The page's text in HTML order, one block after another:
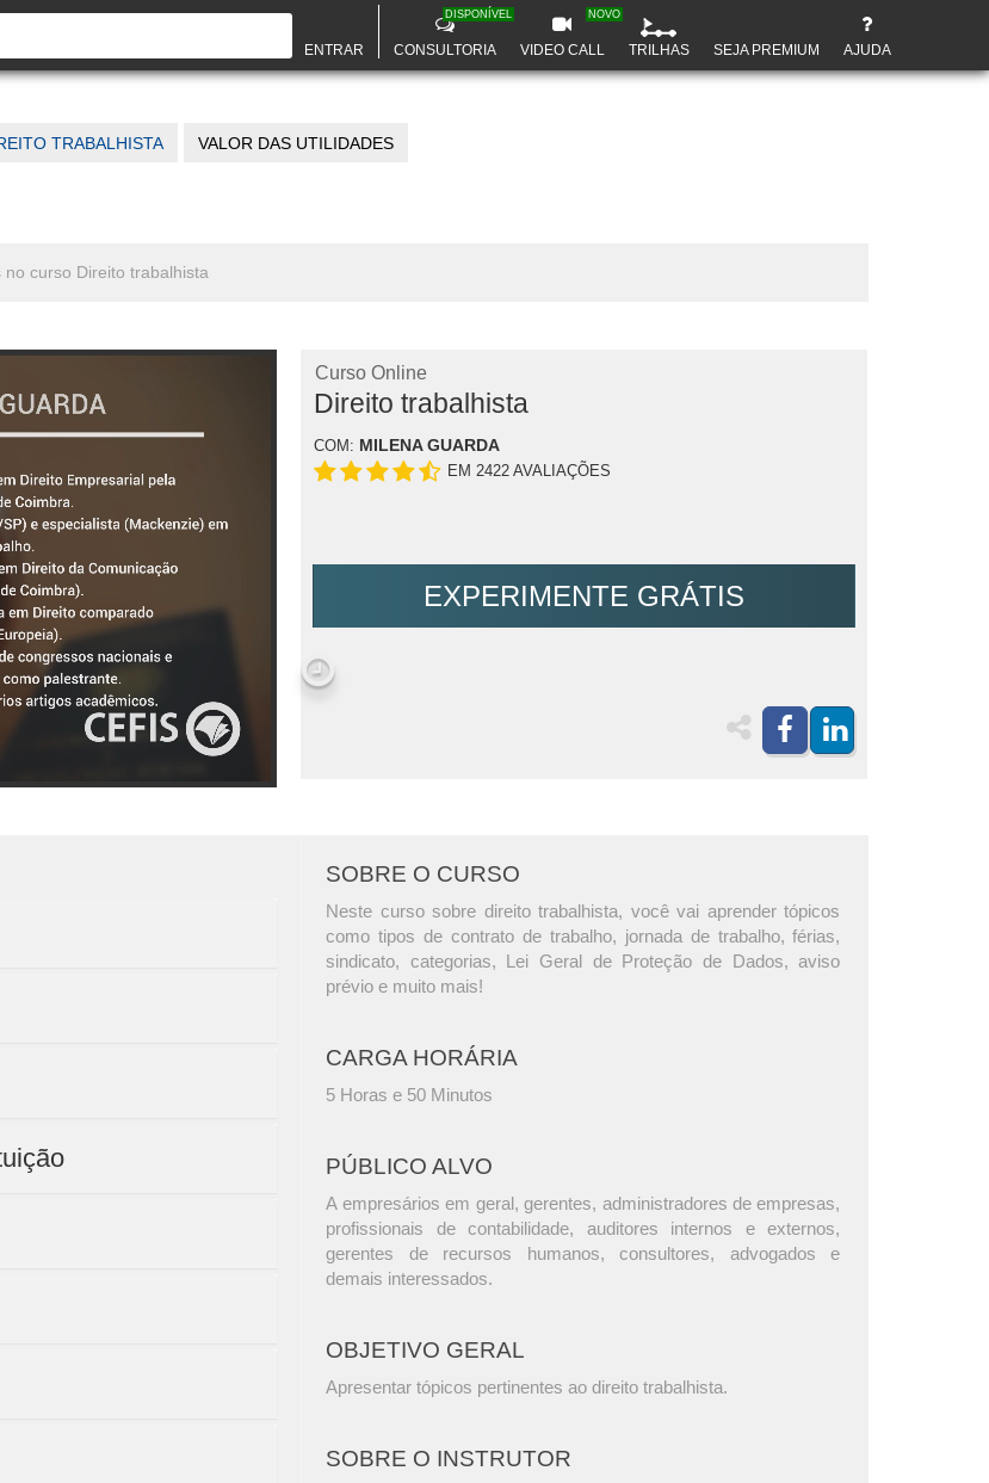
ENTRAR CONSULTORIA
DISPONÍVEL
VIDEO CALL
NOVO
TRILHAS SEJA PREMIUM AJUDA
TRABALHISTA VALOR DAS UTILIDADES
curso Direito trabalhista
Curso Online
Direito trabalhista
COM: MILENA GUARDA
EM 2422 AVALIAÇÕES
EXPERIMENTE GRÁTIS
SOBRE O CURSO
Neste curso sobre direito trabalhista, você vai aprender tópicos
como tipos de contrato de trabalho, jornada de trabalho, férias,
sindicato, categorias, Lei Geral de Proteção de Dados, aviso
prévio e muito mais!
CARGA HORÁRIA
5 Horas e 50 Minutos
PÚBLICO ALVO
A empresários em geral, gerentes, administradores de empresas,
profissionais de contabilidade, auditores internos e externos,
gerentes de recursos humanos, consultores, advogados e
demais interessados.
OBJETIVO GERAL
Apresentar tópicos pertinentes ao direito trabalhista.
SOBRE O INSTRUTOR